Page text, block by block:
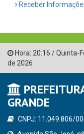
Receber
Hora: 20:16 /Quinta-
de 2026
GRANDE
CNPJ: 11.049.806/